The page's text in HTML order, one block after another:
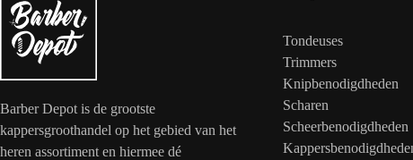
Barber Depot is de grootste
kappersgroothandel op het gebied van het
heren assortiment en hiermee dé
Tondeuses
Trimmers
Knipbenodigdheden
Scharen
Scheerbenodigdheden